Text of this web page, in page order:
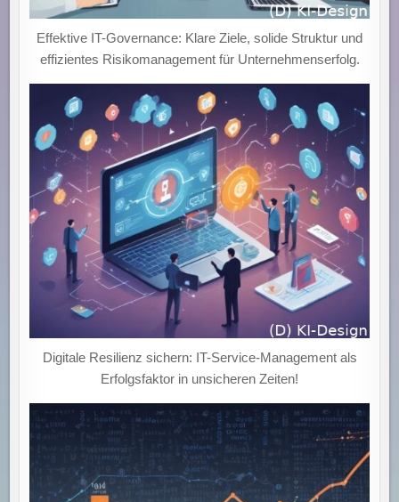
Effektive IT-Governance: Klare Ziele, solide Struktur und
effizientes Risikomanagement für Unternehmenserfolg.
Digitale Resilienz sichern: IT-Service-Management als
Erfolgsfaktor in unsicheren Zeiten!